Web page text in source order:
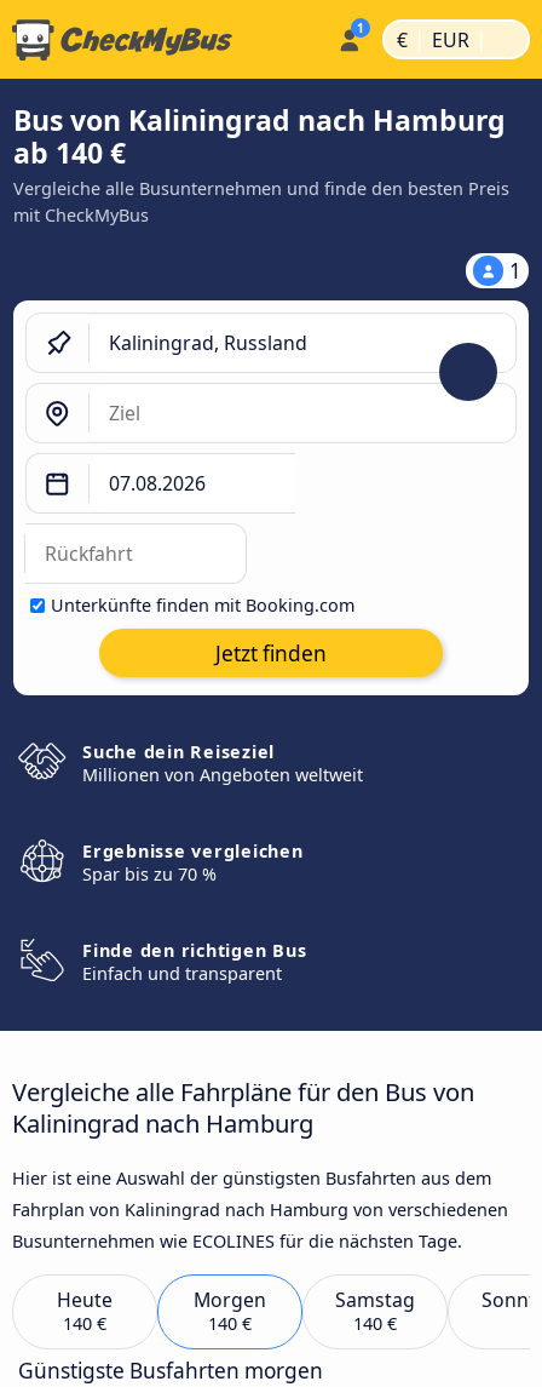
€ | EUR |
Bus von Kaliningrad nach Hamburg
ab 140 €
Vergleiche alle Busunternehmen und finde den besten Preis
mit CheckMyBus
1
Unterkünfte finden mit Booking.com
Jetzt finden
Suche dein Reiseziel
Millionen von Angeboten weltweit
Ergebnisse vergleichen
Spar bis zu 70 %
Finde den richtigen Bus
Einfach und transparent
Vergleiche alle Fahrpläne für den Bus von
Kaliningrad nach Hamburg
Hier ist eine Auswahl der günstigsten Busfahrten aus dem
Fahrplan von Kaliningrad nach Hamburg von verschiedenen
Busunternehmen wie ECOLINES für die nächsten Tage.
Heute
140 €
Morgen
140 €
Samstag
140 €
Günstigste Busfahrten morgen